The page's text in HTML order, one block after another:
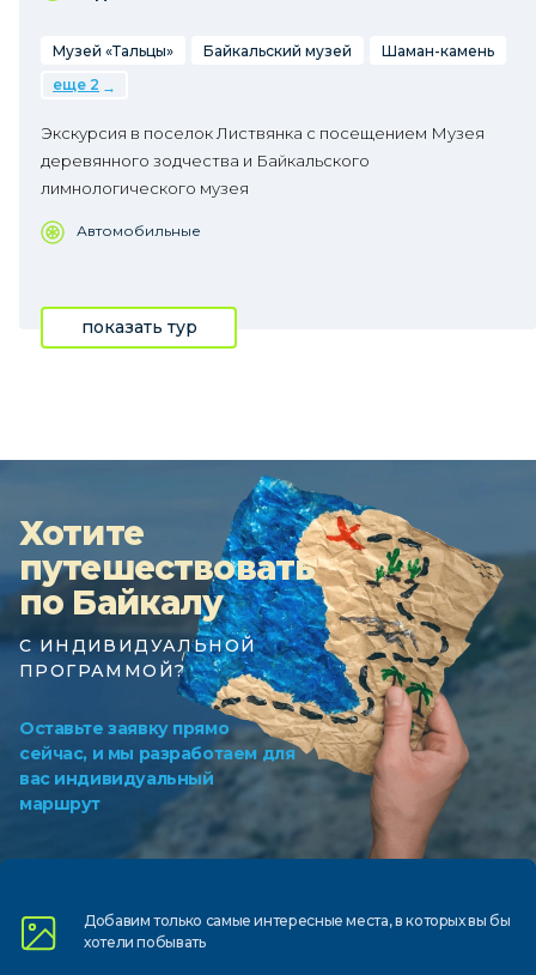
Музей «Тальцы» Байкальский музей
Шаман-камень
еще 2
Экскурсия в поселок Листвянка с посещением Музея
деревянного зодчества и Байкальского
лимнологического музея
Автомобильные
показать тур
Хотите
путешествовать
по Байкалу
С ИНДИВИДУАЛЬНОЙ
ПРОГРАММОЙ?
Оставьте заявку прямо
сейчас, и мы разработаем для
вас индивидуальный
маршрут
Добавим только самыеинтересные места, в которыхвы бы
хотели побывать